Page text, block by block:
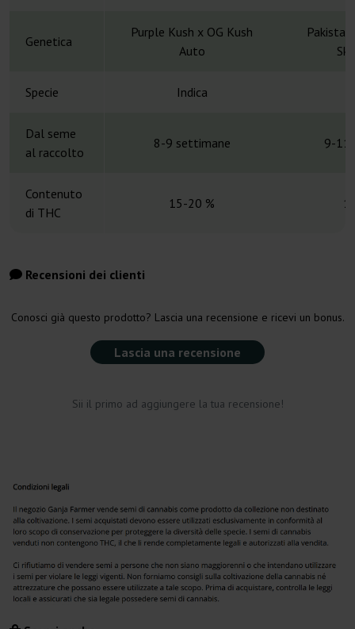
Genetica
Purple Kush x OG Kush
Auto
Specie Indica
Dal seme
al raccolto
8-9 settimane 9-11
Contenuto
di THC
15-20 %
Recensioni dei clienti
Conosci già questo prodotto? Lascia una recensione e ricevi un bonus.
Lascia una recensione
Sii il primo ad aggiungere la tua recensione!